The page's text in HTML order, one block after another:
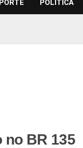
POLÍTICA
no BR 135